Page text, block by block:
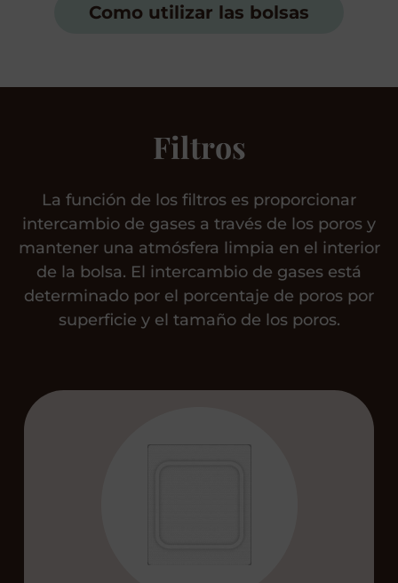
Como utilizar las bolsas
Filtros
La función de los filtros es proporcionar
intercambio de gases a través de los poros y
mantener una atmósfera limpia en el interior
de la bolsa. El intercambio de gases está
determinado por el porcentaje de poros por
superficie y el tamaño de los poros.